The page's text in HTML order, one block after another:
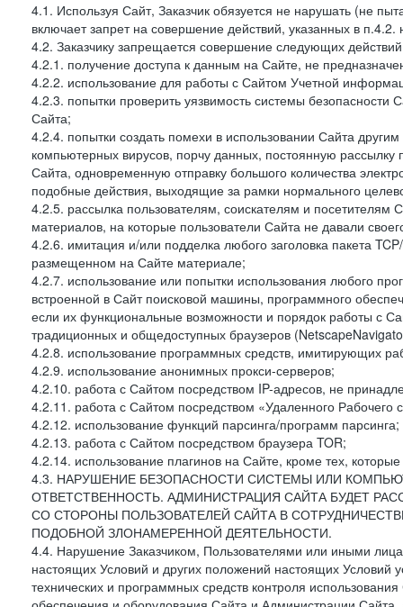
4.1. Используя Сайт, Заказчик обязуется не нарушать (не
включает запрет на совершение действий, указанных в
4.2. Заказчику запрещается совершение следующих
4.2.1. получение доступа к данным на Сайте, не
4.2.2. использование для работы с Сайтом Учетной
4.2.3. попытки проверить уязвимость системы
Сайта;
4.2.4. попытки создать помехи в использовании Сайта
компьютерных вирусов, порчу данных, постоянную
Сайта, одновременную отправку большого количества
подобные действия, выходящие за рамки нормального
4.2.5. рассылка пользователям, соискателям и
материалов, на которые пользователи Сайта не давали
4.2.6. имитация и/или подделка любого заголовка пакета
размещенном на Сайте материале;
4.2.7. использование или попытки использования любого
встроенной в Сайт поисковой машины, программного
если их функциональные возможности и порядок работы с
традиционных и общедоступных браузеров
4.2.8. использование программных средств, имитирующих
4.2.9. использование анонимных прокси-серверов;
4.2.10. работа с Сайтом посредством IP-адресов, не
4.2.11. работа с Сайтом посредством «Удаленного Рабочего
4.2.12. использование функций парсинга/программ парсинга;
4.2.13. работа с Сайтом посредством браузера TOR;
4.2.14. использование плагинов на Сайте, кроме тех,
4.3. НАРУШЕНИЕ БЕЗОПАСНОСТИ СИСТЕМЫ ИЛИ
ОТВЕТСТВЕННОСТЬ. АДМИНИСТРАЦИЯ САЙТА БУДЕТ
СО СТОРОНЫ ПОЛЬЗОВАТЕЛЕЙ САЙТА В
ПОДОБНОЙ ЗЛОНАМЕРЕННОЙ ДЕЯТЕЛЬНОСТИ.
4.4. Нарушение Заказчиком, Пользователями или иными
настоящих Условий и других положений настоящих Условий
технических и программных средств контроля